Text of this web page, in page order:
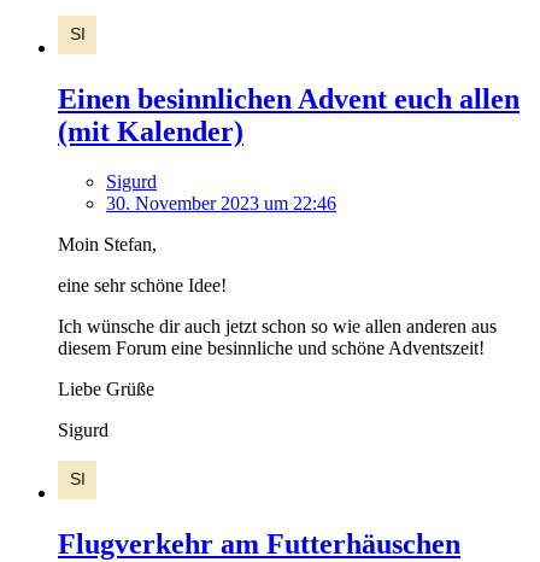
Einen besinnlichen Advent euch allen
(mit Kalender)
Sigurd
30. November 2023 um 22:46
Moin Stefan,
eine sehr schöne Idee!
Ich wünsche dir auch jetzt schon so wie allen anderen aus
diesem Forum eine besinnliche und schöne Adventszeit!
Liebe Grüße
Sigurd
Flugverkehr am Futterhäuschen